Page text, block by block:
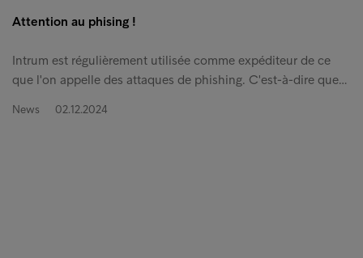
Attention au phising !
Intrum est régulièrement utilisée comme expéditeur de ce
que l'on appelle des attaques de phishing. C'est-à-dire que…
News 02.12.2024